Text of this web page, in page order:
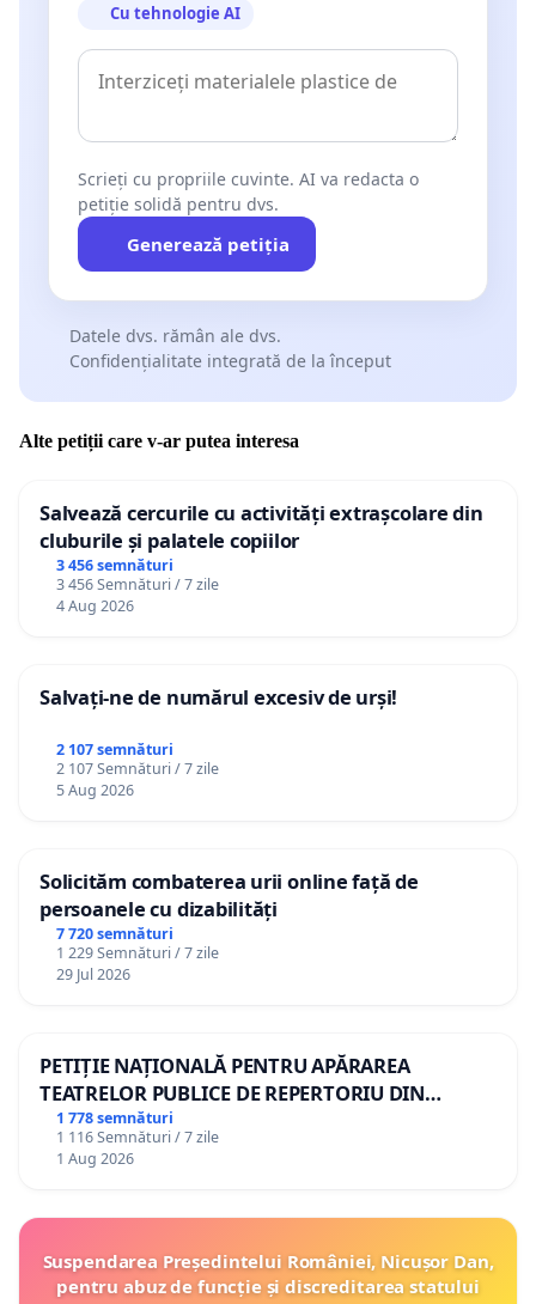
Cu tehnologie AI
Scrieți cu propriile cuvinte. AI va redacta o
petiție solidă pentru dvs.
Generează petiția
Datele dvs. rămân ale dvs.
Confidențialitate integrată de la început
Alte petiții care v-ar putea interesa
Salvează cercurile cu activități extrașcolare din
cluburile și palatele copiilor
3 456 semnături
3 456 Semnături / 7 zile
4 Aug 2026
Salvați-ne de numărul excesiv de urși!
2 107 semnături
2 107 Semnături / 7 zile
5 Aug 2026
Solicităm combaterea urii online față de
persoanele cu dizabilități
7 720 semnături
1 229 Semnături / 7 zile
29 Jul 2026
PETIȚIE NAȚIONALĂ PENTRU APĂRAREA
TEATRELOR PUBLICE DE REPERTORIU DIN
ROMÂNIA
1 778 semnături
1 116 Semnături / 7 zile
1 Aug 2026
Suspendarea Președintelui României, Nicușor Dan,
pentru abuz de funcție și discreditarea statului